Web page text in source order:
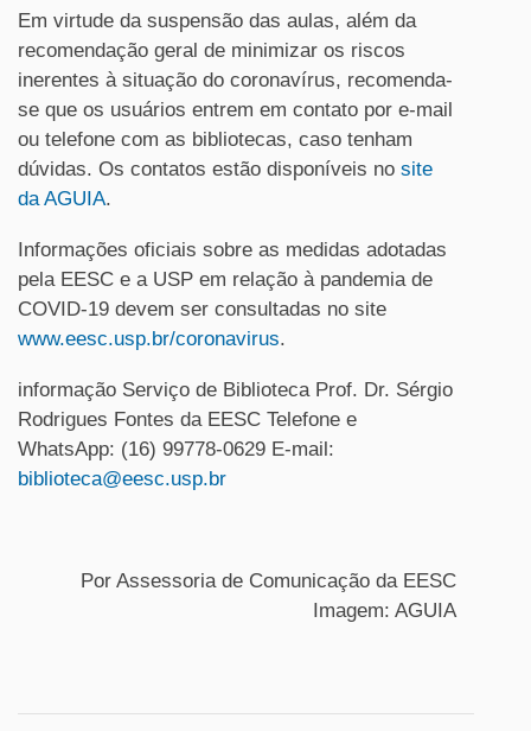
Em virtude da suspensão das aulas, além da
recomendação geral de minimizar os riscos
inerentes à situação do coronavírus, recomenda-
se que os usuários entrem em contato por e-mail
ou telefone com as bibliotecas, caso tenham
dúvidas. Os contatos estão disponíveis no site
da AGUIA.
Informações oficiais sobre as medidas adotadas
pela EESC e a USP em relação à pandemia de
COVID-19 devem ser consultadas no site
www.eesc.usp.br/coronavirus.
informação Serviço de Biblioteca Prof. Dr. Sérgio
Rodrigues Fontes da EESC Telefone e
WhatsApp: (16) 99778-0629 E-mail:
biblioteca@eesc.usp.br
Por Assessoria de Comunicação da EESC
Imagem: AGUIA